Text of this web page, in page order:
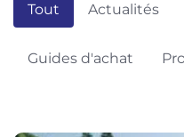
Tout Actualités
Guides d'achat